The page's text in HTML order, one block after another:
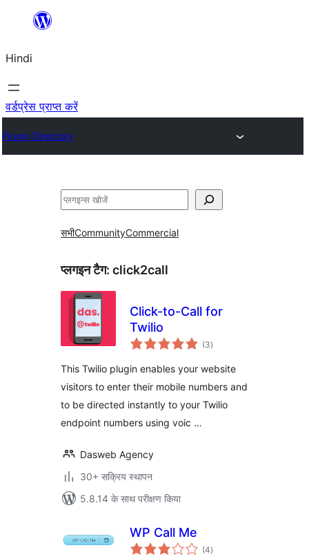
सामग्री
जाएं
Hindi
वर्डप्रेस प्राप्त करें
Plugin Directory
खोजें
सभीCommunityCommercial
प्लगइन टैग: click2call
Click-to-Call for
Twilio
(3कुल
दर)
This Twilio plugin enables your website
visitors to enter their mobile numbers and
to be directed instantly to your Twilio
endpoint numbers using voic …
Dasweb Agency
30+ सक्रिय स्थापन
5.8.14 के साथ परीक्षण किया
WP Call Me
(4कुल
दर)